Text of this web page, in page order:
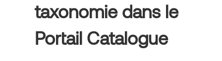
taxonomie dans le
Portail Catalogue